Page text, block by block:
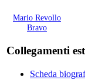
Mario Revollo
Bravo
Collegamenti
Scheda